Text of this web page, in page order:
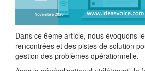
Dans ce 6eme article, nous évoquons
rencontrées et des pistes de solution
gestion des problèmes opérationnelle.